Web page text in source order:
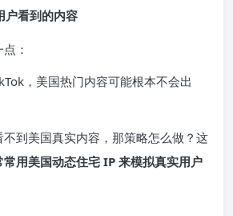
户看到的内容
：
，美国热门内容可能根本不会出
到美国真实内容，那策略怎么做？这
常用美国动态住宅 IP 来模拟真实用户